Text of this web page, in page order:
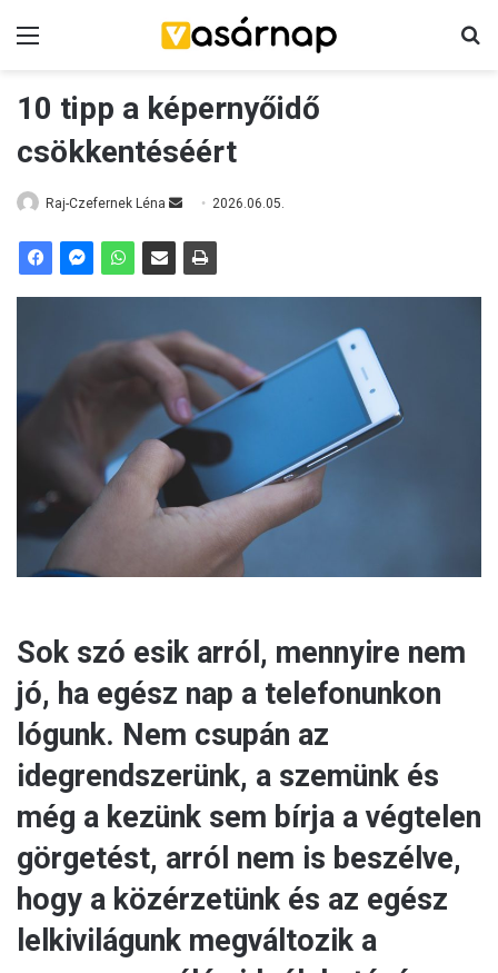
10 tipp a képernyőidő
csökkentéséért
Raj-Czefernek Léna
n
e
a
l
2026.06.05.
Sok szó esik arról, mennyire nem
jó, ha egész nap a telefonunkon
lógunk. Nem csupán az
idegrendszerünk, a szemünk és
még a kezünk sem bírja a végtelen
görgetést, arról nem is beszélve,
hogy a közérzetünk és az egész
lelkivilágunk megváltozik a